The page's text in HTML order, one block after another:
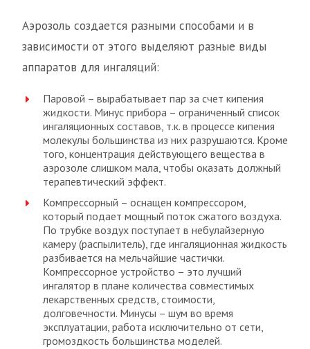
Аэрозоль создается разными способами и в
зависимости от этого выделяют разные виды
аппаратов для ингаляций:
Паровой – вырабатывает пар за счет кипения
жидкости. Минус прибора – ограниченный список
ингаляционных составов, т.к. в процессе кипения
молекулы большинства из них разрушаются. Кроме
того, концентрация действующего вещества в
аэрозоле слишком мала, чтобы оказать должный
терапевтический эффект.
Компрессорный – оснащен компрессором,
который подает мощный поток сжатого воздуха.
По трубке воздух поступает в небулайзерную
камеру (распылитель), где ингаляционная жидкость
разбивается на мельчайшие частички.
Компрессорное устройство – это лучший
ингалятор в плане количества совместимых
лекарственных средств, стоимости,
долговечности. Минусы – шум во время
эксплуатации, работа исключительно от сети,
громоздкость большинства моделей.